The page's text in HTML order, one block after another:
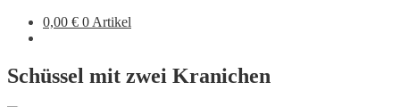
0,00 € 0 Artikel
Schüssel mit zwei Kranichen